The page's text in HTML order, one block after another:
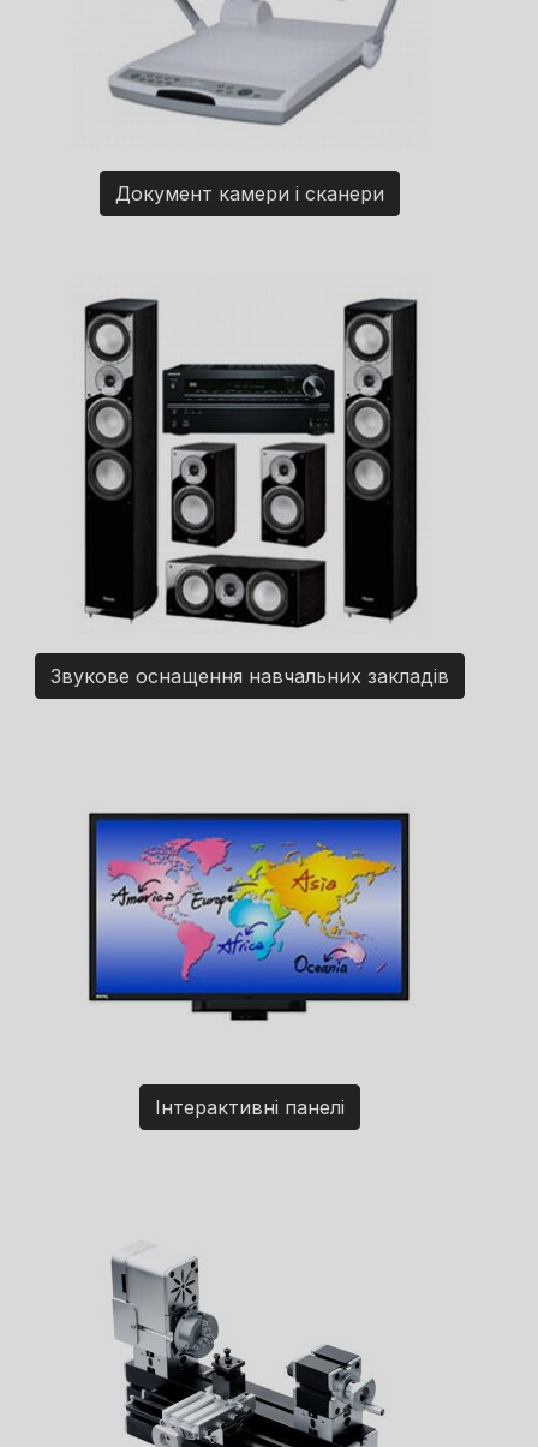
Документ камери і сканери
Звукове оснащення навчальних закладів
Інтерактивні панелі